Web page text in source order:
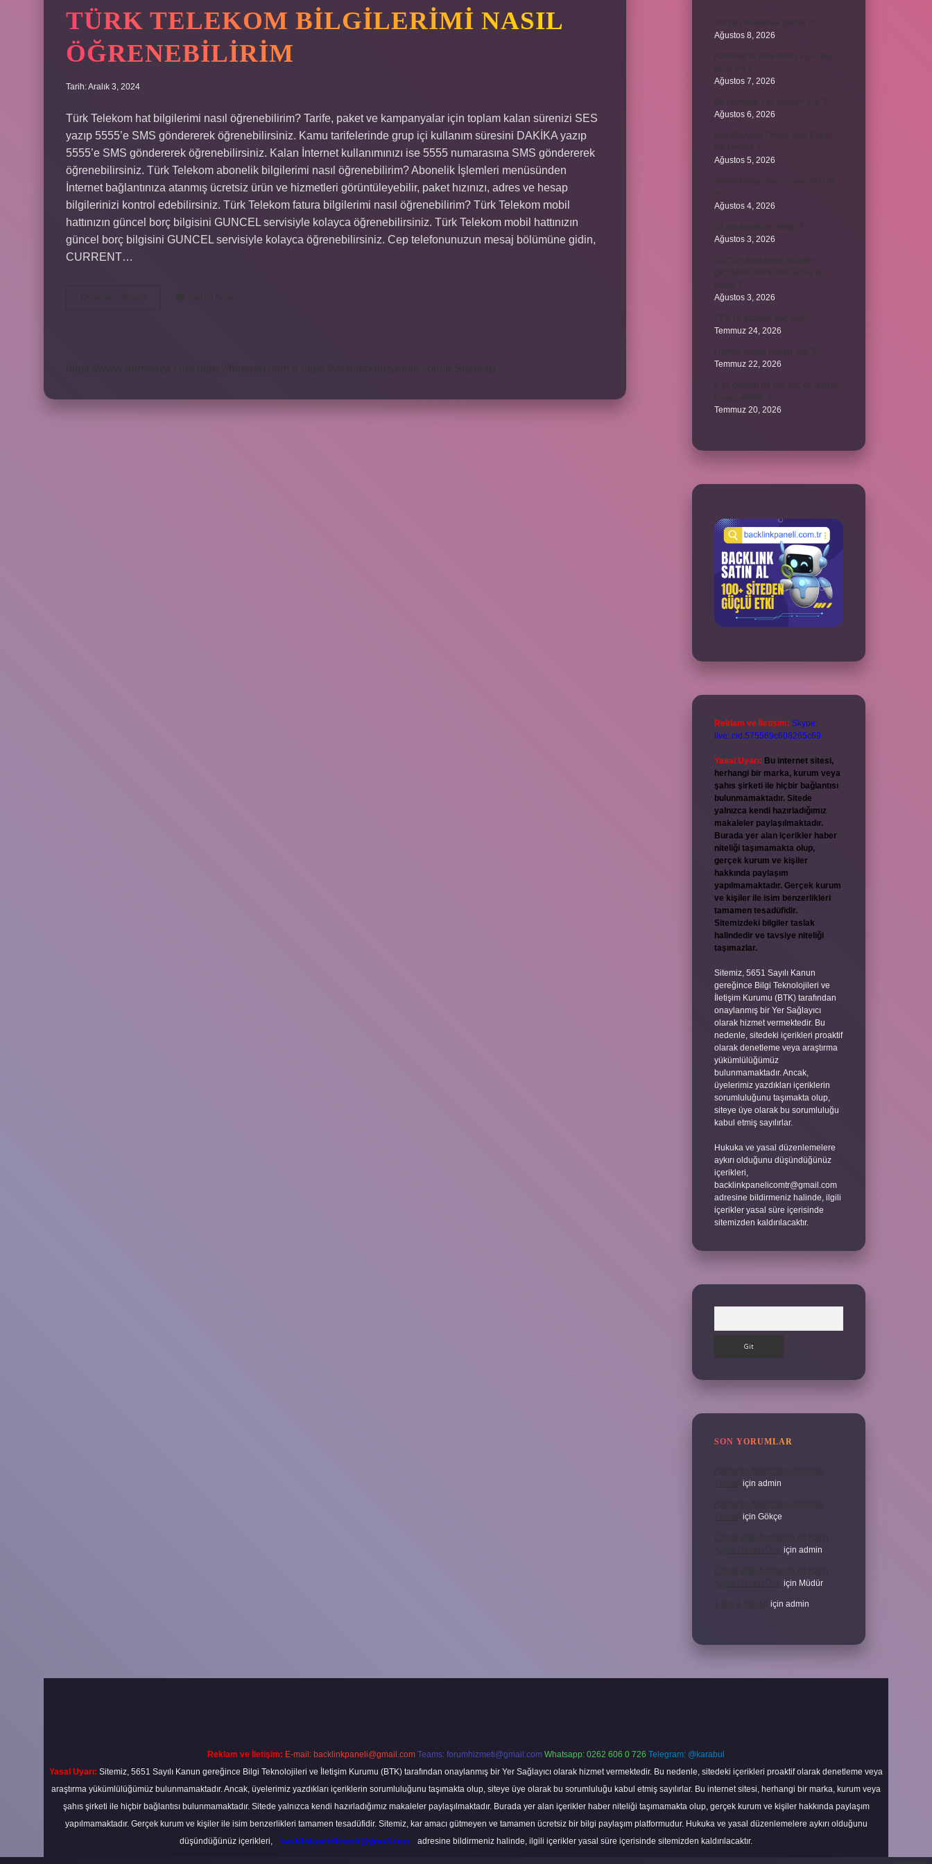
TÜRK TELEKOM BILGILERIMI NASIL
ÖĞRENEBILIRIM
Tarih: Aralık 3, 2024
Türk Telekom hat bilgilerimi nasıl öğrenebilirim? Tarife, paket ve kampanyalar için toplam kalan sürenizi SES
yazıp 5555’e SMS göndererek öğrenebilirsiniz. Kamu tarifelerinde grup içi kullanım süresini DAKİKA yazıp
5555’e SMS göndererek öğrenebilirsiniz. Kalan İnternet kullanımınızı ise 5555 numarasına SMS göndererek
öğrenebilirsiniz. Türk Telekom abonelik bilgilerimi nasıl öğrenebilirim? Abonelik İşlemleri menüsünden
İnternet bağlantınıza atanmış ücretsiz ürün ve hizmetleri görüntüleyebilir, paket hızınızı, adres ve hesap
bilgilerinizi kontrol edebilirsiniz. Türk Telekom fatura bilgilerimi nasıl öğrenebilirim? Türk Telekom mobil
hattınızın güncel borç bilgisini GUNCEL servisiyle kolayca öğrenebilirsiniz. Türk Telekom mobil hattınızın
güncel borç bilgisini GUNCEL servisiyle kolayca öğrenebilirsiniz. Cep telefonunuzun mesaj bölümüne gidin,
CURRENT…
Ağustos 8, 2026
Ağustos 7, 2026
Ağustos 6, 2026
Ağustos 5, 2026
Ağustos 4, 2026
Ağustos 3, 2026
Ağustos 3, 2026
Temmuz 24, 2026
Temmuz 22, 2026
Temmuz 20, 2026
Reklam ve İletişim: Skype:
live:.cid.575569c608265c69
Yasal Uyarı: Bu internet sitesi,
herhangi bir marka, kurum veya
şahıs şirketi ile hiçbir bağlantısı
bulunmamaktadır. Sitede
yalnızca kendi hazırladığımız
makaleler paylaşılmaktadır.
Burada yer alan içerikler haber
niteliği taşımamakta olup,
gerçek kurum ve kişiler
hakkında paylaşım
yapılmamaktadır. Gerçek kurum
ve kişiler ile isim benzerlikleri
tamamen tesadüfidir.
Sitemizdeki bilgiler taslak
halindedir ve tavsiye niteliği
taşımazlar.
Sitemiz, 5651 Sayılı Kanun
gereğince Bilgi Teknolojileri ve
İletişim Kurumu (BTK) tarafından
onaylanmış bir Yer Sağlayıcı
olarak hizmet vermektedir. Bu
nedenle, sitedeki içerikleri proaktif
olarak denetleme veya araştırma
yükümlülüğümüz
bulunmamaktadır. Ancak,
üyelerimiz yazdıkları içeriklerin
sorumluluğunu taşımakta olup,
siteye üye olarak bu sorumluluğu
kabul etmiş sayılırlar.
Hukuka ve yasal düzenlemelere
aykırı olduğunu düşündüğünüz
içerikleri,
backlinkpanelicomtr@gmail.com
adresine bildirmeniz halinde, ilgili
içerikler yasal süre içerisinde
sitemizden kaldırılacaktır.
SON YORUMLAR
Kamuran Akkor Sev Yeter Ne
için admin
Kamuran Akkor Sev Yeter Ne
için Gökçe
Cinsel Ilişki Sırasında Alt Karın
Ağrısı Neden Olur
için admin
Cinsel Ilişki Sırasında Alt Karın
Ağrısı Neden Olur
için Müdür
1 Bar 1 Atm Mi için admin
Reklam ve İletişim: E-mail: backlinkpaneli@gmail.com Teams: forumhizmeti@gmail.com Whatsapp: 0262 606 0 726 Telegram: @karabul
Yasal Uyarı: Sitemiz, 5651 Sayılı Kanun gereğince Bilgi Teknolojileri ve İletişim Kurumu (BTK) tarafından onaylanmış bir Yer Sağlayıcı olarak hizmet vermektedir. Bu nedenle, sitedeki içerikleri proaktif olarak denetleme veya
araştırma yükümlülüğümüz bulunmamaktadır. Ancak, üyelerimiz yazdıkları içeriklerin sorumluluğunu taşımakta olup, siteye üye olarak bu sorumluluğu kabul etmiş sayılırlar. Bu internet sitesi, herhangi bir marka, kurum veya
şahıs şirketi ile hiçbir bağlantısı bulunmamaktadır. Sitede yalnızca kendi hazırladığımız makaleler paylaşılmaktadır. Burada yer alan içerikler haber niteliği taşımamakta olup, gerçek kurum ve kişiler hakkında paylaşım
yapılmamaktadır. Gerçek kurum ve kişiler ile isim benzerlikleri tamamen tesadüfidir. Sitemiz, kar amacı gütmeyen ve tamamen ücretsiz bir bilgi paylaşım platformudur. Hukuka ve yasal düzenlemelere aykırı olduğunu
düşündüğünüz içerikleri,
backlinkpanelicomtr@gmail.com adresine bildirmeniz halinde, ilgili içerikler yasal süre içerisinde sitemizden kaldırılacaktır.